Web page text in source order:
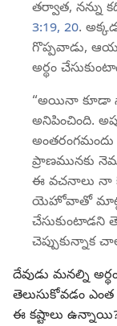
తర్వాత, నన్ను
3:19, 20.
గొప్పవాడు,
అర్థం
“అయినా కూడా
అనిపించింది.
ప్రాణమునకు
ఈ వచనాలు నా
యెహోవాతో
చేసుకుంటాడని
చెప్పుకున్నాక
దేవుడు మనల్ని
తెలుసుకోవడం
ఈ కష్టాలు ఉన్నాయి?